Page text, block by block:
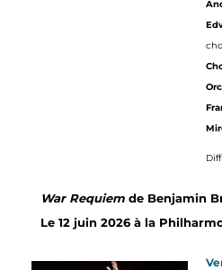
War Requiem de Benjamin
Le 12 juin 2026 à la